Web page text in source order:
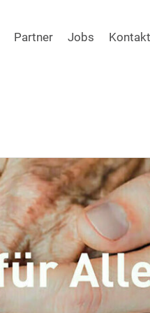
Partner Jobs Kontakt